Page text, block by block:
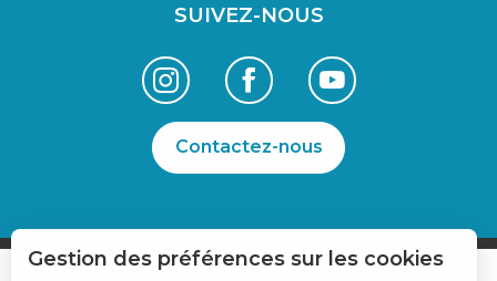
Description
SUIVEZ-NOUS
Contactez-nous
Gestion des préférences sur les cookies